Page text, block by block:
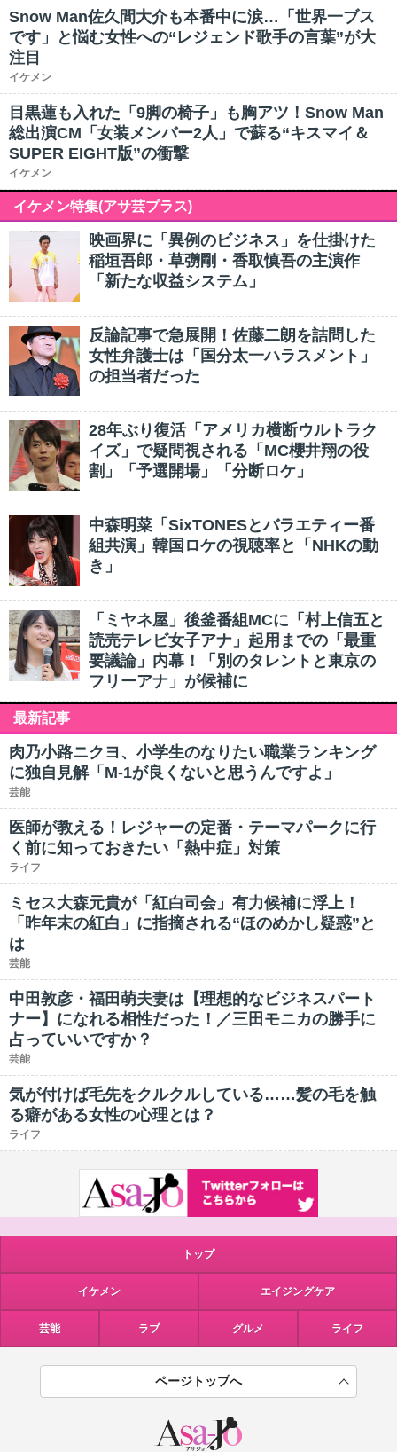
Snow Man佐久間大介も本番中に涙…「世界一ブス
です」と悩む女性への“レジェンド歌手の言葉”が大
注目
イケメン
目黒蓮も入れた「9脚の椅子」も胸アツ！Snow Man
総出演CM「女装メンバー2人」で蘇る“キスマイ＆
SUPER EIGHT版”の衝撃
イケメン
イケメン特集(アサ芸プラス)
映画界に「異例のビジネス」を仕掛けた
稲垣吾郎・草彅剛・香取慎吾の主演作
「新たな収益システム」
反論記事で急展開！佐藤二朗を詰問した
女性弁護士は「国分太一ハラスメント」
の担当者だった
28年ぶり復活「アメリカ横断ウルトラク
イズ」で疑問視される「MC櫻井翔の役
割」「予選開場」「分断ロケ」
中森明菜「SixTONESとバラエティー番
組共演」韓国ロケの視聴率と「NHKの動
き」
「ミヤネ屋」後釜番組MCに「村上信五と
読売テレビ女子アナ」起用までの「最重
要議論」内幕！「別のタレントと東京の
フリーアナ」が候補に
最新記事
肉乃小路ニクヨ、小学生のなりたい職業ランキング
に独自見解「M-1が良くないと思うんですよ」
芸能
医師が教える！レジャーの定番・テーマパークに行
く前に知っておきたい「熱中症」対策
ライフ
ミセス大森元貴が「紅白司会」有力候補に浮上！
「昨年末の紅白」に指摘される“ほのめかし疑惑”と
は
芸能
中田敦彦・福田萌夫妻は【理想的なビジネスパート
ナー】になれる相性だった！／三田モニカの勝手に
占っていいですか？
芸能
気が付けば毛先をクルクルしている……髪の毛を触
る癖がある女性の心理とは？
ライフ
トップ
イケメン エイジングケア
芸能 ラブ グルメ ライフ
ページトップへ